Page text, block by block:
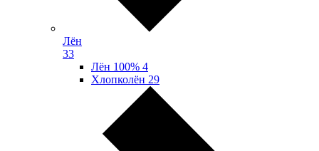
Лён
33
Лён 100% 4
Хлопколён 29